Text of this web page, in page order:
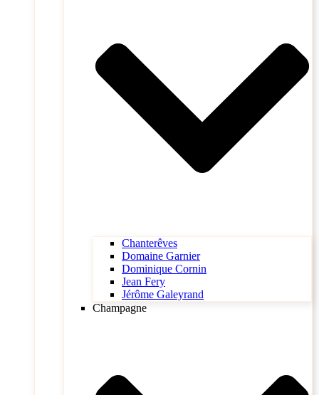
Chanterêves
Domaine Garnier
Dominique Cornin
Jean Fery
Jérôme Galeyrand
Champagne